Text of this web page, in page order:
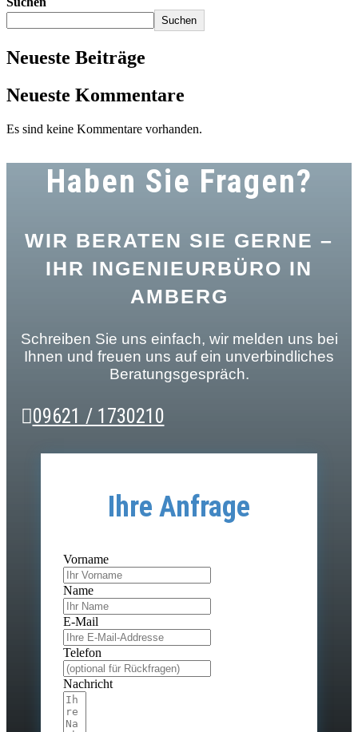
Suchen
Neueste Beiträge
Neueste Kommentare
Es sind keine Kommentare vorhanden.
Haben Sie Fragen?
WIR BERATEN SIE GERNE –
IHR INGENIEURBÜRO IN
AMBERG
Schreiben Sie uns einfach, wir melden uns bei
Ihnen und freuen uns auf ein unverbindliches
Beratungsgespräch.
09621 / 1730210
Ihre Anfrage
Vorname
Name
E-Mail
Telefon
Nachricht